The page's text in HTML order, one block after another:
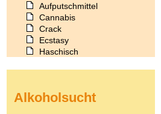
Aufputschmittel
Cannabis
Crack
Ecstasy
Haschisch
Kokain
Alkoholsucht